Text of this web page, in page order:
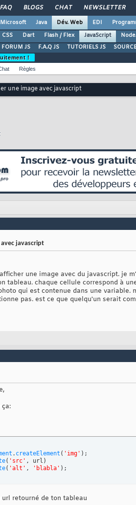
FAQ BLOGS CHAT NEWSLETTER
Microsoft Java Dév. Web EDI
CSS Dart Flash / Flex JavaScript
FORUM JS F.A.Q JS TUTORIELS JS
!
Règles
une image avec javascript
javascript
une image avec du javascript. je
tableau. chaque cellule correspond à
qui est contenue dans une
pas. est ce que quelqu'un serait
. createElement ( 'img' ) ;
( 'src' , url )
( 'alt' , 'blabla' ) ;
retourné de ton tableau